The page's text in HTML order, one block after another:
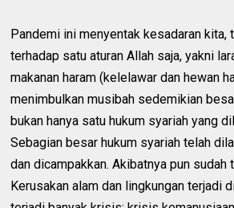
Pandemi ini menyentak kesadaran kita,
terhadap satu aturan Allah saja, yakni
makanan haram (kelelawar dan hewan
menimbulkan musibah sedemikian
bukan hanya satu hukum syariah yang
Sebagian besar hukum syariah telah
dan dicampakkan. Akibatnya pun sudah
Kerusakan alam dan lingkungan terjadi